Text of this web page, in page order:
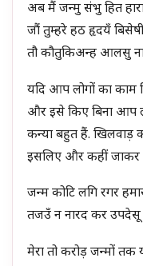
अब मैं जन्मु संभु हित
जौं तुम्हरे हठ हृदयँ
तौ कौतुकिअन्ह आलसु
यदि आप लोगों का काम
और इसे किए बिना आप
कन्या बहुत हैं. खिलवाड़
इसलिए और कहीं जाकर
जन्म कोटि लगि रगर
तजउँ न नारद कर
मेरा तो करोड़ जन्मों तक